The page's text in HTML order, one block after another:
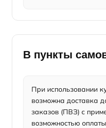
В пункты
При использовании
возможна доставка
заказов (ПВЗ) с
возможностью